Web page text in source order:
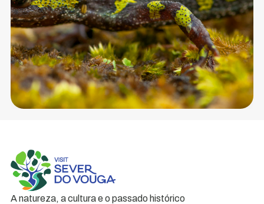
A natureza, a cultura e o passado histórico